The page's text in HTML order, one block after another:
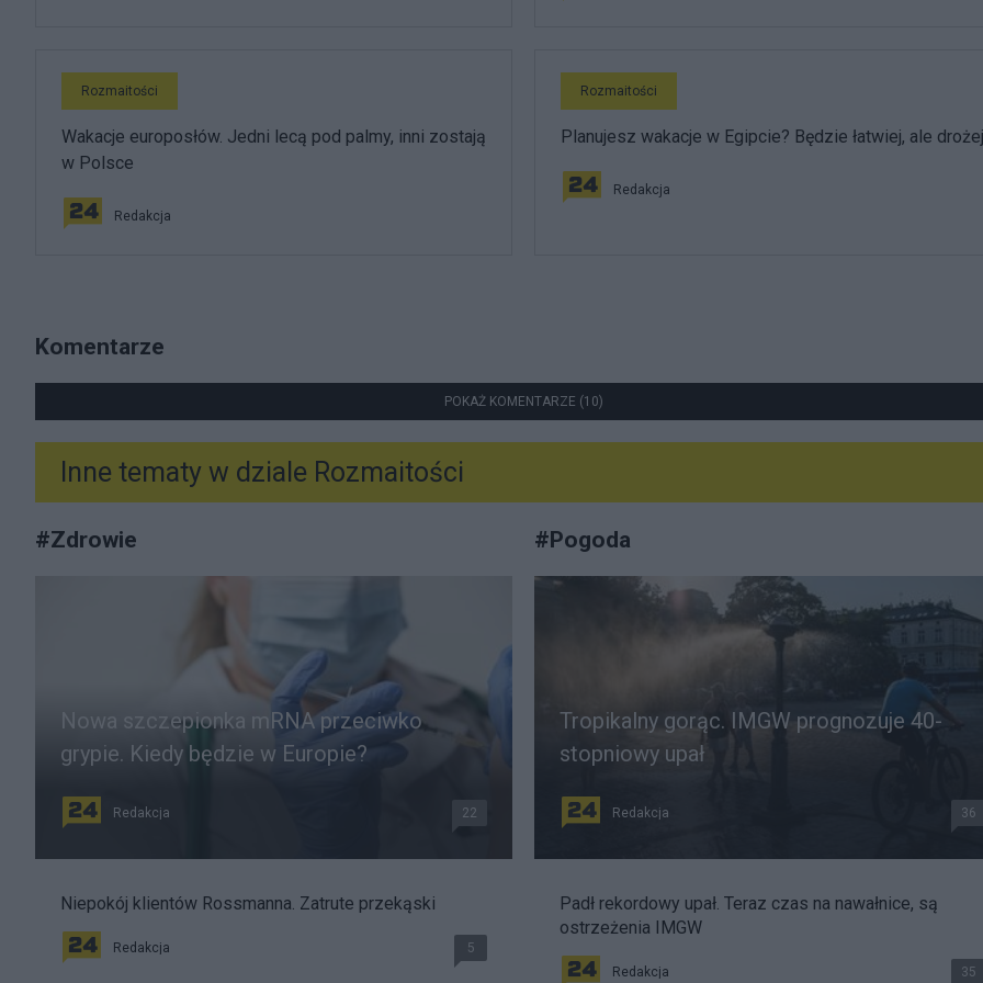
Rozmaitości
Wakacje europosłów. Jedni lecą pod palmy, inni zostają
w Polsce
Redakcja
Rozmaitości
Planujesz wakacje w Egipcie? Będzie łatwiej, ale drożej
Redakcja
Komentarze
POKAŻ KOMENTARZE (10)
Inne tematy w dziale Rozmaitości
#Zdrowie
Nowa szczepionka mRNA przeciwko
grypie. Kiedy będzie w Europie?
Redakcja 22
Niepokój klientów Rossmanna. Zatrute przekąski
Redakcja 5
#Pogoda
Tropikalny gorąc. IMGW prognozuje 40-
stopniowy upał
Redakcja 36
Padł rekordowy upał. Teraz czas na nawałnice, są
ostrzeżenia IMGW
Redakcja 35